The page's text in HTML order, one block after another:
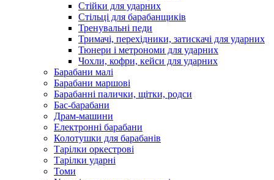
Стійки для ударних
Стільці для барабанщиків
Тренувальні педи
Тримачі, перехідники, затискачі для ударних
Тюнери і метрономи для ударних
Чохли, кофри, кейси для ударних
Барабани малі
Барабани маршові
Барабанні палички, щітки, родси
Бас-барабани
Драм-машини
Електронні барабани
Колотушки для барабанів
Тарілки оркестрові
Тарілки ударні
Томи